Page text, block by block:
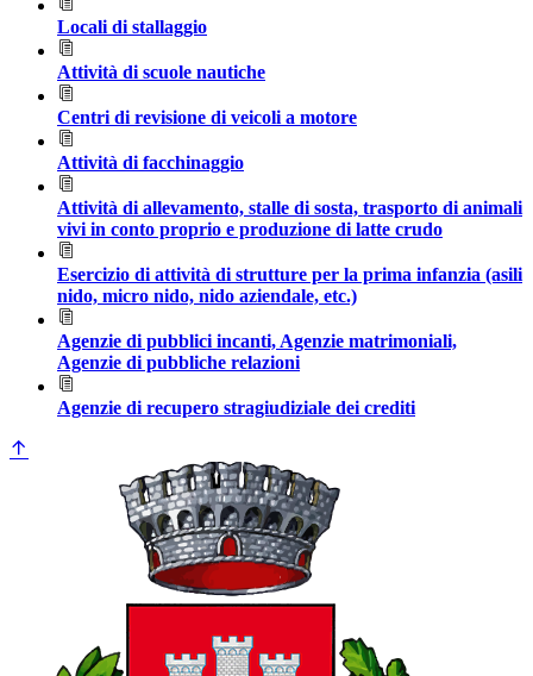
Locali di stallaggio
Attività di scuole nautiche
Centri di revisione di veicoli a motore
Attività di facchinaggio
Attività di allevamento, stalle di sosta, trasporto di animali
vivi in conto proprio e produzione di latte crudo
Esercizio di attività di strutture per la prima infanzia (asili
nido, micro nido, nido aziendale, etc.)
Agenzie di pubblici incanti, Agenzie matrimoniali,
Agenzie di pubbliche relazioni
Agenzie di recupero stragiudiziale dei crediti